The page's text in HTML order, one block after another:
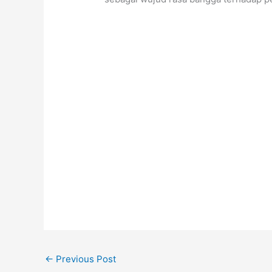
← Previous Post